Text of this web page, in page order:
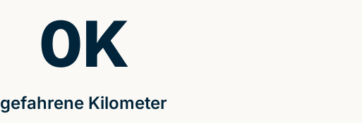
gefahrene Kilometer
0K